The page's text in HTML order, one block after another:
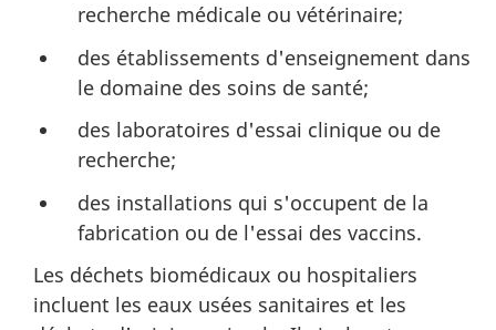
recherche médicale ou vétérinaire;
des établissements d'enseignement dans
le domaine des soins de santé;
des laboratoires d'essai clinique ou de
recherche;
des installations qui s'occupent de la
fabrication ou de l'essai des vaccins.
Les déchets biomédicaux ou hospitaliers
incluent les eaux usées sanitaires et les